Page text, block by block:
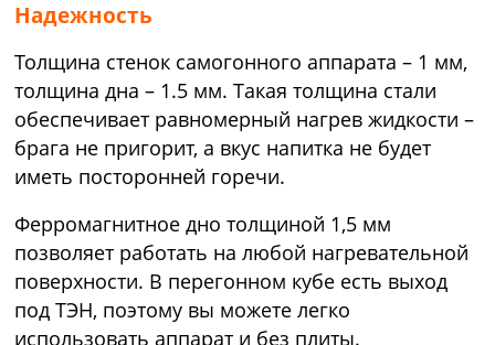
Надежность
Толщина стенок самогонного аппарата – 1 мм,
толщина дна – 1.5 мм. Такая толщина стали
обеспечивает равномерный нагрев жидкости –
брага не пригорит, а вкус напитка не будет
иметь посторонней горечи.
Ферромагнитное дно толщиной 1,5 мм
позволяет работать на любой нагревательной
поверхности. В перегонном кубе есть выход
под ТЭН, поэтому вы можете легко
использовать аппарат и без плиты.